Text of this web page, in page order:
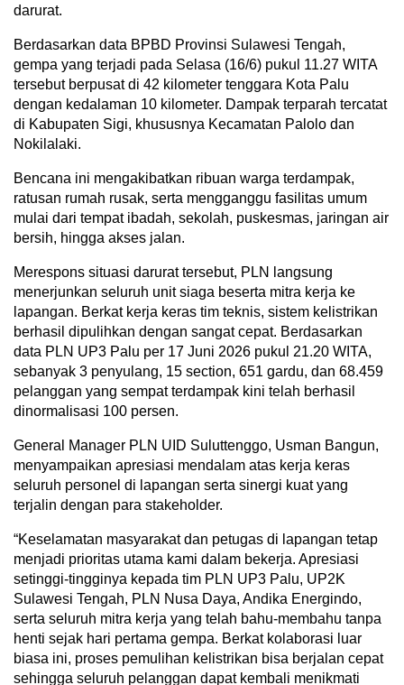
darurat.
Berdasarkan data BPBD Provinsi Sulawesi Tengah,
gempa yang terjadi pada Selasa (16/6) pukul 11.27 WITA
tersebut berpusat di 42 kilometer tenggara Kota Palu
dengan kedalaman 10 kilometer. Dampak terparah tercatat
di Kabupaten Sigi, khususnya Kecamatan Palolo dan
Nokilalaki.
Bencana ini mengakibatkan ribuan warga terdampak,
ratusan rumah rusak, serta mengganggu fasilitas umum
mulai dari tempat ibadah, sekolah, puskesmas, jaringan air
bersih, hingga akses jalan.
Merespons situasi darurat tersebut, PLN langsung
menerjunkan seluruh unit siaga beserta mitra kerja ke
lapangan. Berkat kerja keras tim teknis, sistem kelistrikan
berhasil dipulihkan dengan sangat cepat. Berdasarkan
data PLN UP3 Palu per 17 Juni 2026 pukul 21.20 WITA,
sebanyak 3 penyulang, 15 section, 651 gardu, dan 68.459
pelanggan yang sempat terdampak kini telah berhasil
dinormalisasi 100 persen.
General Manager PLN UID Suluttenggo, Usman Bangun,
menyampaikan apresiasi mendalam atas kerja keras
seluruh personel di lapangan serta sinergi kuat yang
terjalin dengan para stakeholder.
“Keselamatan masyarakat dan petugas di lapangan tetap
menjadi prioritas utama kami dalam bekerja. Apresiasi
setinggi-tingginya kepada tim PLN UP3 Palu, UP2K
Sulawesi Tengah, PLN Nusa Daya, Andika Energindo,
serta seluruh mitra kerja yang telah bahu-membahu tanpa
henti sejak hari pertama gempa. Berkat kolaborasi luar
biasa ini, proses pemulihan kelistrikan bisa berjalan cepat
sehingga seluruh pelanggan dapat kembali menikmati